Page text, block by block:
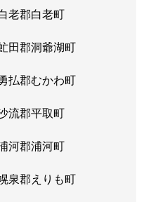
老郡白老町
田郡洞爺湖町
払郡むかわ町
流郡平取町
河郡浦河町
泉郡えりも町